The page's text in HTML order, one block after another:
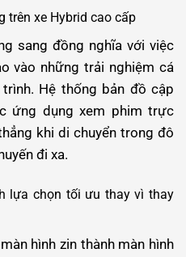
trên xe Hybrid cao cấp
sang đồng nghĩa với việc
vào những trải nghiệm cá
Hệ thống bản đồ cập
ứng dụng xem phim trực
khi di chuyển trong đô
đi xa.
lựa chọn tối ưu thay vì thay
hình zin thành màn hình